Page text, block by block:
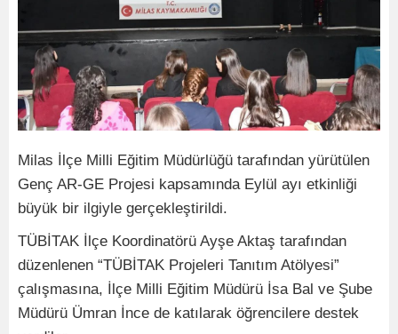
Milas İlçe Milli Eğitim Müdürlüğü tarafından yürütülen
Genç AR-GE Projesi kapsamında Eylül ayı etkinliği
büyük bir ilgiyle gerçekleştirildi.
TÜBİTAK İlçe Koordinatörü Ayşe Aktaş tarafından
düzenlenen “TÜBİTAK Projeleri Tanıtım Atölyesi”
çalışmasına, İlçe Milli Eğitim Müdürü İsa Bal ve Şube
Müdürü Ümran İnce de katılarak öğrencilere destek